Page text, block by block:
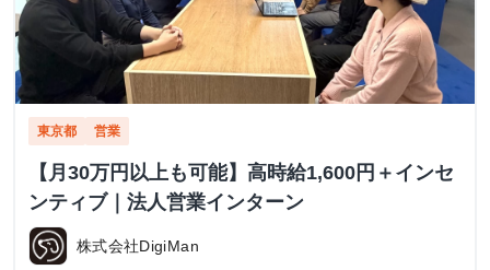
東京都 営業
【月30万円以上も可能】高時給1,600円＋インセ
ンティブ｜法人営業インターン
株式会社DigiMan